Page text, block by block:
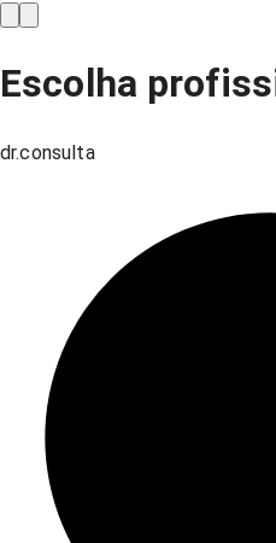
Escolha
dr.consulta